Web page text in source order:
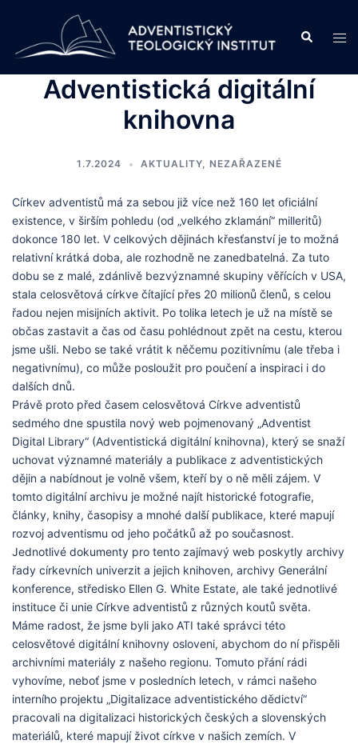
content
Search
Adventistická digitální
knihovna
1.7.2024 AKTUALITY, NEZAŘAZENÉ
Církev adventistů má za sebou již více než 160 let oficiální
existence, v širším pohledu (od „velkého zklamání“ milleritů)
dokonce 180 let. V celkových dějinách křesťanství je to možná
relativní krátká doba, ale rozhodně ne zanedbatelná. Za tuto
dobu se z malé, zdánlivě bezvýznamné skupiny věřících v USA,
stala celosvětová církve čítající přes 20 milionů členů, s celou
řadou nejen misijních aktivit. Po tolika letech je už na místě se
občas zastavit a čas od času pohlédnout zpět na cestu, kterou
jsme ušli. Nebo se také vrátit k něčemu pozitivnímu (ale třeba i
negativnímu), co může posloužit pro poučení a inspiraci i do
dalších dnů.
Právě proto před časem celosvětová Církve adventistů
sedmého dne spustila nový web pojmenovaný „Adventist
Digital Library“ (Adventistická digitální knihovna), který se snaží
uchovat významné materiály a publikace z adventistických
dějin a nabídnout je volně všem, kteří by o ně měli zájem. V
tomto digitální archivu je možné najít historické fotografie,
články, knihy, časopisy a mnohé další publikace, které mapují
rozvoj adventismu od jeho počátků až po současnost.
Jednotlivé dokumenty pro tento zajímavý web poskytly archivy
řady církevních univerzit a jejich knihoven, archivy Generální
konference, středisko Ellen G. White Estate, ale také jednotlivé
instituce či unie Církve adventistů z různých koutů světa.
Máme radost, že jsme byli jako ATI také správci této
celosvětové digitální knihovny osloveni, abychom do ní přispěli
archivními materiály z našeho regionu. Tomuto přání rádi
vyhovíme, neboť jsme v posledních letech, v rámci našeho
interního projektu „Digitalizace adventistického dědictví“
pracovali na digitalizaci historických českých a slovenských
materiálů, které mapují život církve v našich zemích. V